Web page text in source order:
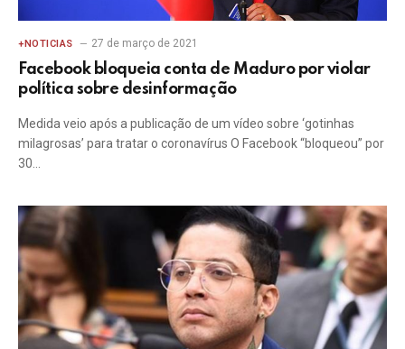
+NOTICIAS 27 de março de 2021
Facebook bloqueia conta de Maduro por violar
política sobre desinformação
Medida veio após a publicação de um vídeo sobre ‘gotinhas
milagrosas’ para tratar o coronavírus O Facebook “bloqueou” por
30…